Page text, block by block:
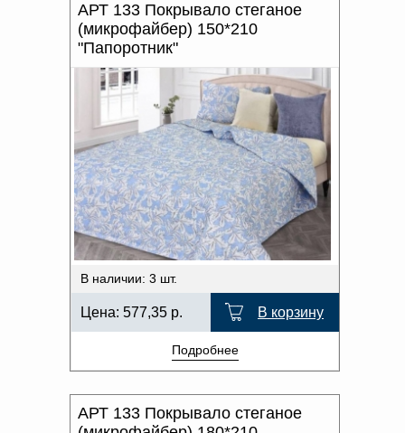
АРТ 133 Покрывало стеганое
(микрофайбер) 150*210
"Папоротник"
В наличии: 3 шт.
Цена: 577,35 р. В корзину
Подробнее
АРТ 133 Покрывало стеганое